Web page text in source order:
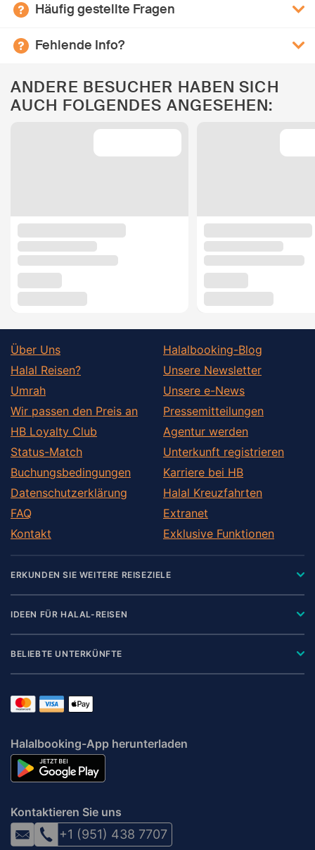
Häufig gestellte Fragen
Fehlende Info?
ANDERE BESUCHER HABEN SICH
AUCH FOLGENDES ANGESEHEN:
Über Uns
Halal Reisen?
Umrah
Wir passen den Preis an
HB Loyalty Club
Status-Match
Buchungsbedingungen
Datenschutzerklärung
FAQ
Kontakt
Halalbooking-Blog
Unsere Newsletter
Unsere e-News
Pressemitteilungen
Agentur werden
Unterkunft registrieren
Karriere bei HB
Halal Kreuzfahrten
Extranet
Exklusive Funktionen
ERKUNDEN SIE WEITERE REISEZIELE
IDEEN FÜR HALAL-REISEN
BELIEBTE UNTERKÜNFTE
Halalbooking-App herunterladen
Kontaktieren Sie uns
+1 (951) 438 7707